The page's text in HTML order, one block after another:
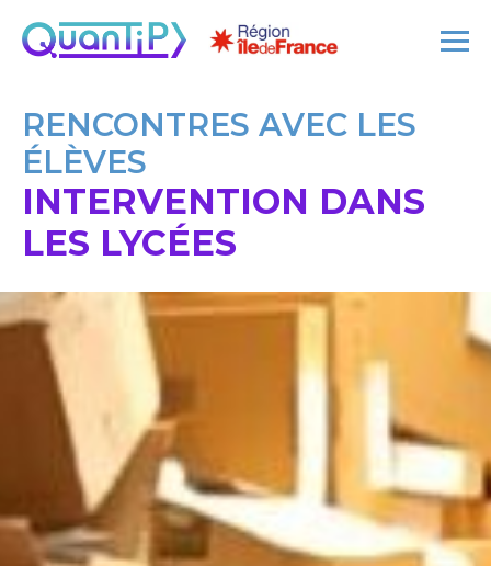
RENCONTRES AVEC LES
ÉLÈVES
INTERVENTION DANS
LES LYCÉES